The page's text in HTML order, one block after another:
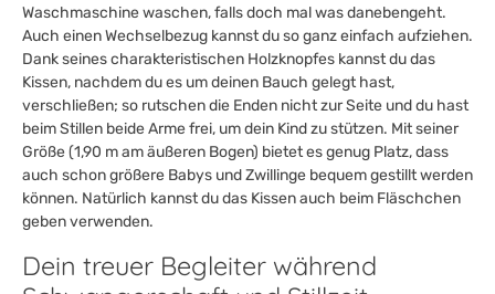
Waschmaschine waschen, falls doch mal was danebengeht.
Auch einen Wechselbezug kannst du so ganz einfach aufziehen.
Dank seines charakteristischen Holzknopfes kannst du das
Kissen, nachdem du es um deinen Bauch gelegt hast,
verschließen; so rutschen die Enden nicht zur Seite und du hast
beim Stillen beide Arme frei, um dein Kind zu stützen. Mit seiner
Größe (1,90 m am äußeren Bogen) bietet es genug Platz, dass
auch schon größere Babys und Zwillinge bequem gestillt werden
können. Natürlich kannst du das Kissen auch beim Fläschchen
geben verwenden.
Dein treuer Begleiter während